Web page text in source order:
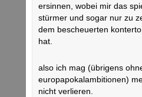
ersinnen, wobei mir das
stürmer und sogar nur zu
dem bescheuerten
hat.
also ich mag (übrigens
europapokalambitionen)
nicht verlieren.